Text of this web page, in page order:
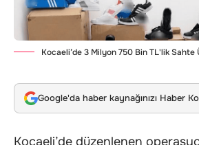
Kocaeli’de 3 Milyon 750 Bin TL'lik Sahte
Google'da haber kaynağınızı Haber
Kocaeli’de düzenlenen